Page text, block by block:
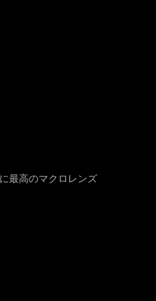
最高のマクロレンズ